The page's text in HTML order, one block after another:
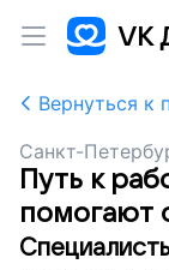
Вернуться к
Санкт-
Путь к
помогают